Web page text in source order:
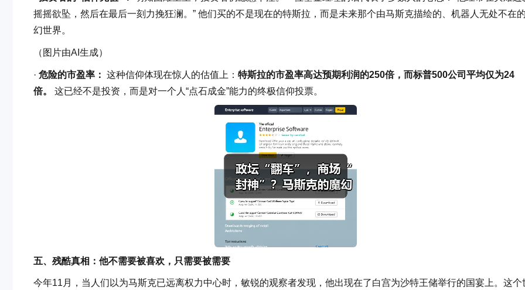
摇摇欲坠，然后在最后一刻力挽狂澜。” 他们买的不是现在的特斯拉，而是未来那个由马斯克描绘的、机器人无处不在
幻世界。
（图片由AI生成）
· 危险的市盈率： 这种信仰体现在惊人的估值上： 特斯拉的市盈率高达预期利润的250倍，而标普500公司平均仅为24
倍。
这已经不是投资，而是对一个人“点石成金”能力的终极信仰投票。
五、残酷真相：他不需要被喜欢，只需要被需要
今年11月，当人们以为马斯克已远离权力中心时，敏锐的观察者发现，他出现在了白宫为沙特王储举行的国宴上。这个